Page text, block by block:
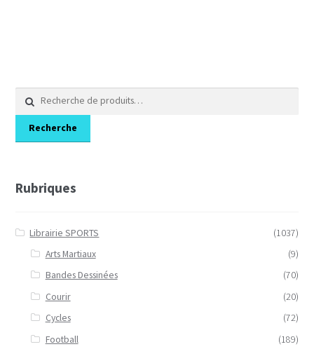
Recherche
pour :
Recherche
Rubriques
Librairie SPORTS
(1037)
Arts Martiaux
(9)
Bandes Dessinées
(70)
Courir
(20)
Cycles
(72)
Football
(189)